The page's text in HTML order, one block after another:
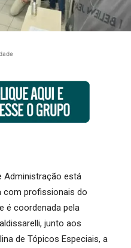
Administração está
com profissionais do
é coordenada pela
junto aos
de Tópicos Especiais, a